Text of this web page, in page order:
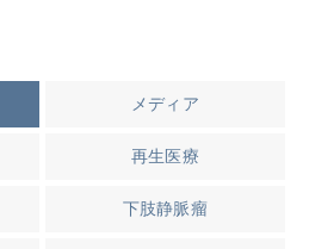
メディア
再生医療
下肢静脈瘤